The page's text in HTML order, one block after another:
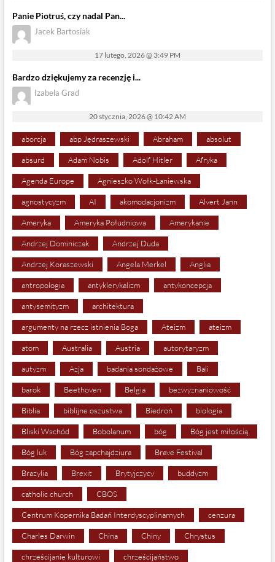
Panie Piotruś, czy nadal Pan...
Jacek Bartosiak
17 lutego, 2026 @ 3:49 PM
Bardzo dziękujemy za recenzję i...
Izabela Grad
20 stycznia, 2026 @ 10:42 AM
aborcja abp Jędraszewski Abraham absolut
absurd Adam Nobis Adolf Hitler Afryka
Agenda Europe Agnieszko Wołk-Łaniewska
agnostycyzm AI akomodacjonizm Alvert Jann
Ameryka Ameryka Południowa Amerykanie
Andrzej Dominiczak Andrzej Duda
Andrzej Koraszewski Angela Merkel Anglia
antropologia antyklerykalizm antykoncepcja
antysemityzm architektura
argumenty na rzecz istnienia Boga Ateizm ateizm
atom Australia Austria autorytaryzm
autyzm Azja badania sondażowe Bali
barok Beethoven Belgia bezwyznaniowość
Biblia biblijne oszustwa Biedroń biologia
Bliski Wschód Bobolanum bóg Bóg jest miłością
Bóg luk Bóg zapchajdziura Brave Festival
Brazylia Brexit Brytyjczycy buddyzm
catholic church CBOS
Centrum Kopernika Badań Interdyscyplinarnych cenzura
Charles Darwin China Chiny Chrystus
chrześcijanie kulturowi chrześcijaństwo